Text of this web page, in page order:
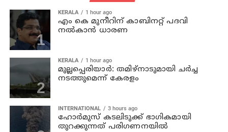
KERALA 1 hour ago
എം കെ മുനീറിന് കാബിനറ്റ് പദവി
നല്‍കാന്‍ ധാരണ
KERALA 1 hour ago
മുല്ലപ്പെരിയാര്‍: തമിഴ്‌നാടുമായി ചര്‍ച്ച
നടത്തുമെന്ന് കേരളം
INTERNATIONAL 3 hours ago
ഹോര്‍മുസ് കടലിടുക്ക് ഭാഗികമായി
തുറക്കുന്നത് പരിഗണനയില്‍